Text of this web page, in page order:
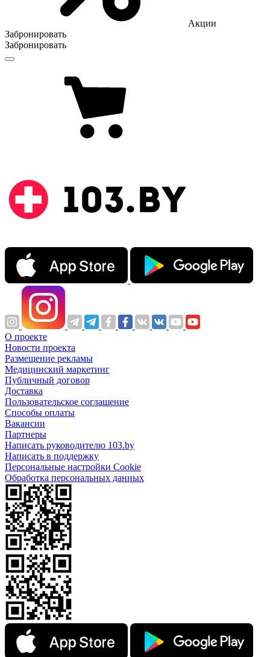
Акции
Забронировать
Забронировать
О проекте
Новости проекта
Размещение рекламы
Медицинский маркетинг
Публичный договор
Доставка
Пользовательское соглашение
Способы оплаты
Вакансии
Партнеры
Написать руководителю 103.by
Написать в поддержку
Персональные настройки Cookie
Обработка персональных данных